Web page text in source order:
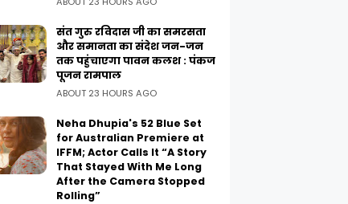
संत गुरु रविदास जी का समरसता
और समानता का संदेश जन-जन
तक पहुंचाएगा पावन कलश : पंकज
पूजन रामपाल
ABOUT 23 HOURS AGO
Neha Dhupia's 52 Blue Set
for Australian Premiere at
IFFM; Actor Calls It “A Story
That Stayed With Me Long
After the Camera Stopped
Rolling”